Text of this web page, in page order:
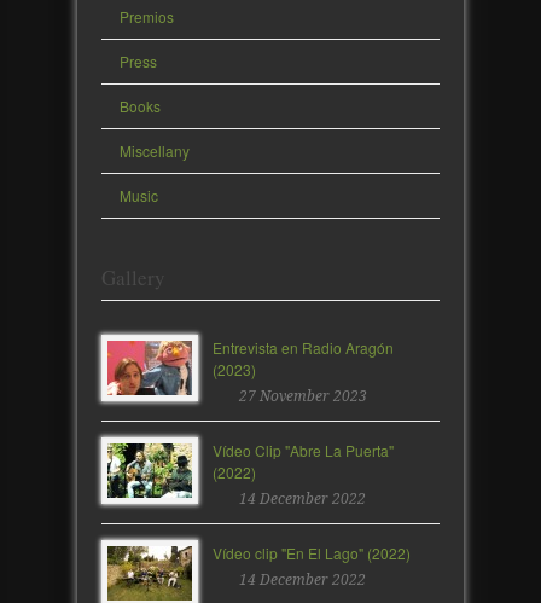
Premios
Press
Books
Miscellany
Music
Gallery
Entrevista en Radio Aragón
(2023)
27 November 2023
Vídeo Clip "Abre La Puerta"
(2022)
14 December 2022
Vídeo clip "En El Lago" (2022)
14 December 2022